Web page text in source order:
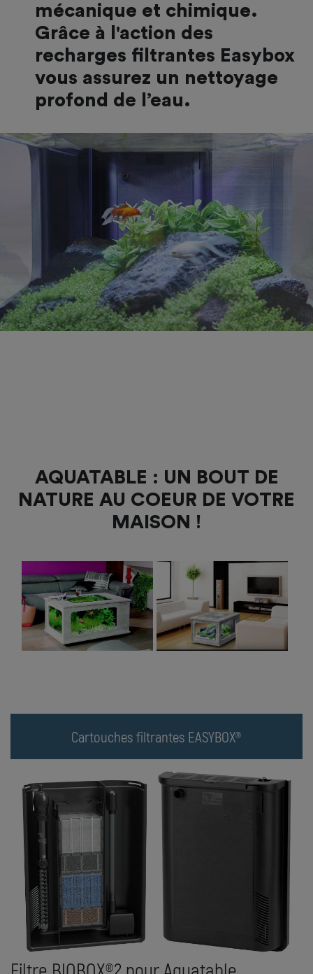
mécanique et chimique.
Grâce à l'action des
recharges filtrantes Easybox
vous assurez un nettoyage
profond de l’eau.
AQUATABLE : UN BOUT DE
NATURE AU COEUR DE VOTRE
MAISON !
Cartouches filtrantes EASYBOX®